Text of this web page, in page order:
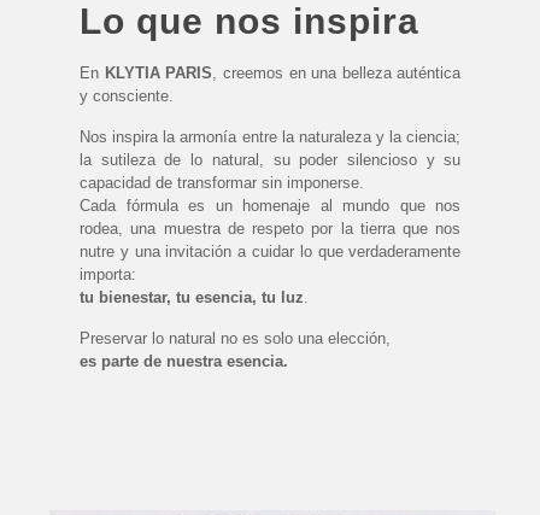
Lo que nos inspira
En KLYTIA PARIS, creemos en una belleza auténtica
y consciente.
Nos inspira la armonía entre la naturaleza y la ciencia;
la sutileza de lo natural, su poder silencioso y su
capacidad de transformar sin imponerse.
Cada fórmula es un homenaje al mundo que nos
rodea, una muestra de respeto por la tierra que nos
nutre y una invitación a cuidar lo que verdaderamente
importa:
tu bienestar, tu esencia, tu luz.
Preservar lo natural no es solo una elección,
es parte de nuestra esencia.